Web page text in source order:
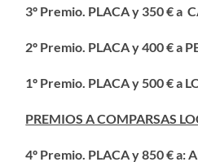
3º Premio. PLACA y 350 €a
2º Premio. PLACA y 400 € a
1º Premio. PLACA y 500 € a
PREMIOS A COMPARSAS
4º Premio. PLACA y 850 €a: